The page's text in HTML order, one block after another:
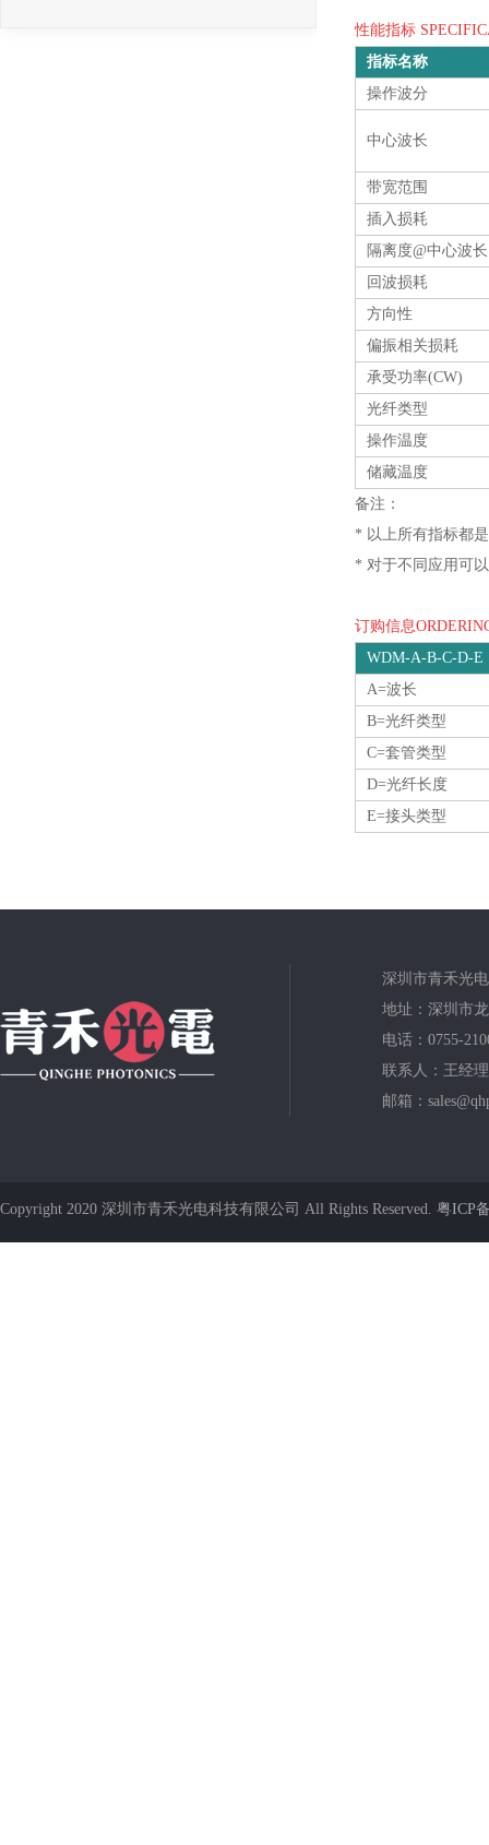
性能指标
指标名称
操作波分
中心波长
带宽范围
插入损耗
隔离度@中心波长
回波损耗
方向性
偏振相关损耗
承受功率(CW)
光纤类型
操作温度
储藏温度
备注：
* 以上所有指标都
* 对于不同应用可
订购信息
WDM-A-B-C-D-E
A=波长
B=光纤类型
C=套管类型
D=光纤长度
E=接头类型
深圳市青禾光
地址：深圳市
电话：0755-
联系人：王经理
邮箱：
Copyright 2020 深圳市青禾光电科技有限公司 All Rights Reserved. 粤ICP